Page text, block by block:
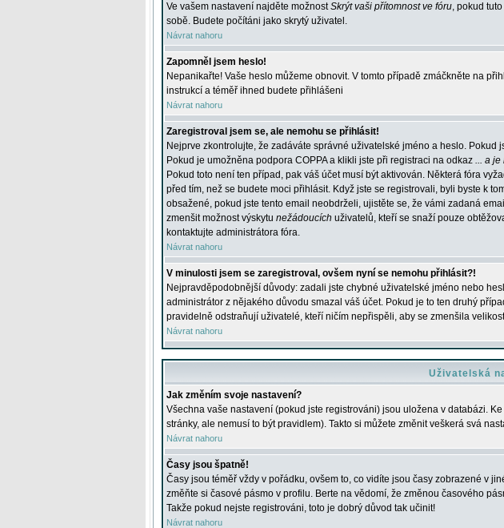
Ve vašem nastavení najděte možnostSkrýt vaši přítomnost ve fóru, pokud
sobě. Budete počítáni jako skrytý uživatel.
Návrat nahoru
Zapomněl jsem heslo!
Nepanikařte! Vaše heslo můžeme obnovit. V tomto případě zmáčkněte na
instrukcí a téměř ihned budete přihlášeni
Návrat nahoru
Zaregistroval jsem se, ale nemohu se přihlásit!
Nejprve zkontrolujte, že zadáváte správné uživatelské jméno a heslo.
Pokud je umožněna podpora COPPA a klikli jste při registraci na odkaz ... a je
Pokud toto není ten případ, pak váš účet musí být aktivován. Některá fóra
před tím, než se budete moci přihlásit. Když jste se registrovali, byli byste k
obsažené, pokud jste tento email neobdrželi, ujistěte se, že vámi zadaná
zmenšit možnost výskytu nežádoucích uživatelů, kteří se snaží pouze
kontaktujte administrátora fóra.
Návrat nahoru
V minulosti jsem se zaregistroval, ovšem nyní se nemohu přihlásit?!
Nejpravděpodobnější důvody: zadali jste chybné uživatelské jméno nebo
administrátor z nějakého důvodu smazal váš účet. Pokud je to ten druhý
pravidelně odstraňují uživatelé, kteří ničím nepřispěli, aby se zmenšila
Návrat nahoru
Uživatelská
Jak změním svoje nastavení?
Všechna vaše nastavení (pokud jste registrováni) jsou uložena v databázi.
stránky, ale nemusí to být pravidlem). Takto si můžete změnit veškerá svá
Návrat nahoru
Časy jsou špatně!
Časy jsou téměř vždy v pořádku, ovšem to, co vidíte jsou časy zobrazené v
změňte si časové pásmo v profilu. Berte na vědomí, že změnou časového
Takže pokud nejste registrováni, toto je dobrý důvod tak učinit!
Návrat nahoru